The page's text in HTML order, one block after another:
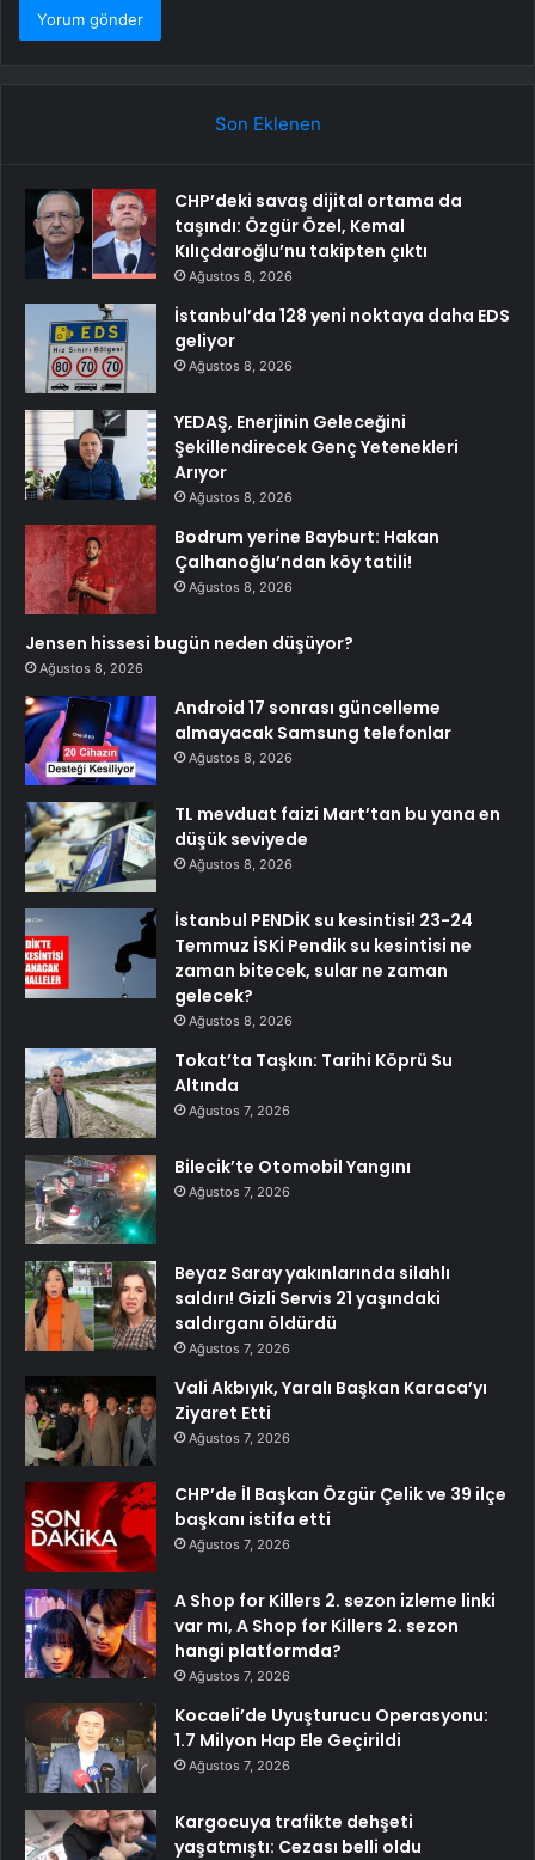
Son Eklenen
CHP’deki savaş dijital ortama da
taşındı: Özgür Özel, Kemal
Kılıçdaroğlu’nu takipten çıktı
Ağustos 8, 2026
İstanbul’da 128 yeni noktaya daha EDS
geliyor
Ağustos 8, 2026
YEDAŞ, Enerjinin Geleceğini
Şekillendirecek Genç Yetenekleri
Arıyor
Ağustos 8, 2026
Bodrum yerine Bayburt: Hakan
Çalhanoğlu’ndan köy tatili!
Ağustos 8, 2026
Jensen hissesi bugün neden düşüyor?
Ağustos 8, 2026
Android 17 sonrası güncelleme
almayacak Samsung telefonlar
Ağustos 8, 2026
TL mevduat faizi Mart’tan bu yana en
düşük seviyede
Ağustos 8, 2026
İstanbul PENDİK su kesintisi! 23-24
Temmuz İSKİ Pendik su kesintisi ne
zaman bitecek, sular ne zaman
gelecek?
Ağustos 8, 2026
Tokat’ta Taşkın: Tarihi Köprü Su
Altında
Ağustos 7, 2026
Bilecik’te Otomobil Yangını
Ağustos 7, 2026
Beyaz Saray yakınlarında silahlı
saldırı! Gizli Servis 21 yaşındaki
saldırganı öldürdü
Ağustos 7, 2026
Vali Akbıyık, Yaralı Başkan Karaca’yı
Ziyaret Etti
Ağustos 7, 2026
CHP’de İl Başkan Özgür Çelik ve 39 ilçe
başkanı istifa etti
Ağustos 7, 2026
A Shop for Killers 2. sezon izleme linki
var mı, A Shop for Killers 2. sezon
hangi platformda?
Ağustos 7, 2026
Kocaeli’de Uyuşturucu Operasyonu:
1.7 Milyon Hap Ele Geçirildi
Ağustos 7, 2026
Kargocuya trafikte dehşeti
yaşatmıştı: Cezası belli oldu